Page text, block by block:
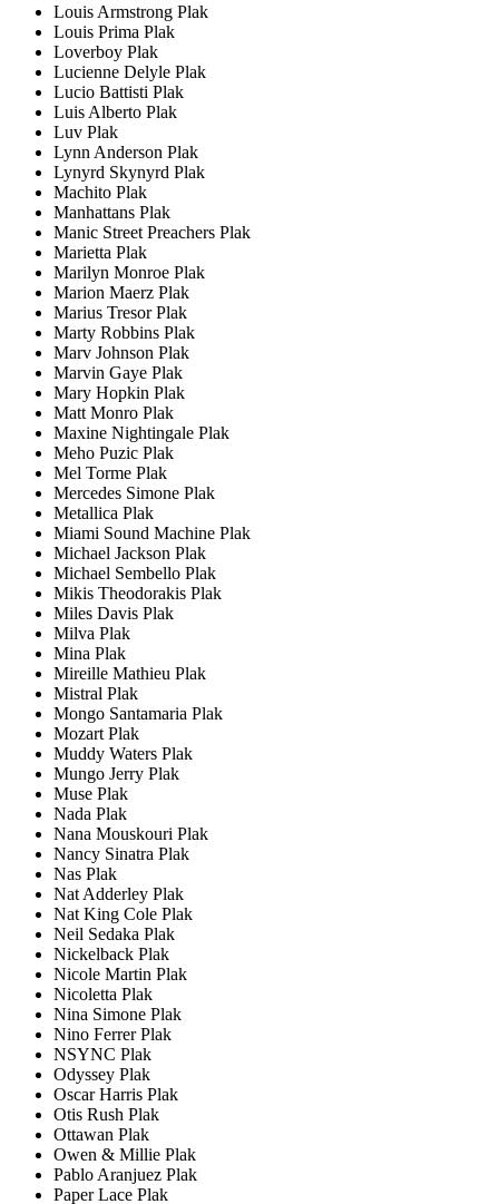
Louis Armstrong Plak
Louis Prima Plak
Loverboy Plak
Lucienne Delyle Plak
Lucio Battisti Plak
Luis Alberto Plak
Luv Plak
Lynn Anderson Plak
Lynyrd Skynyrd Plak
Machito Plak
Manhattans Plak
Manic Street Preachers Plak
Marietta Plak
Marilyn Monroe Plak
Marion Maerz Plak
Marius Tresor Plak
Marty Robbins Plak
Marv Johnson Plak
Marvin Gaye Plak
Mary Hopkin Plak
Matt Monro Plak
Maxine Nightingale Plak
Meho Puzic Plak
Mel Torme Plak
Mercedes Simone Plak
Metallica Plak
Miami Sound Machine Plak
Michael Jackson Plak
Michael Sembello Plak
Mikis Theodorakis Plak
Miles Davis Plak
Milva Plak
Mina Plak
Mireille Mathieu Plak
Mistral Plak
Mongo Santamaria Plak
Mozart Plak
Muddy Waters Plak
Mungo Jerry Plak
Muse Plak
Nada Plak
Nana Mouskouri Plak
Nancy Sinatra Plak
Nas Plak
Nat Adderley Plak
Nat King Cole Plak
Neil Sedaka Plak
Nickelback Plak
Nicole Martin Plak
Nicoletta Plak
Nina Simone Plak
Nino Ferrer Plak
NSYNC Plak
Odyssey Plak
Oscar Harris Plak
Otis Rush Plak
Ottawan Plak
Owen & Millie Plak
Pablo Aranjuez Plak
Paper Lace Plak